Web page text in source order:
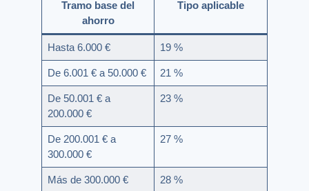
Tramo base del
ahorro
Tipo aplicable
Hasta 6.000 € 19 %
De 6.001 € a 50.000 € 21 %
De 50.001 € a
200.000 €
23 %
De 200.001 € a
300.000 €
27 %
Más de 300.000 € 28 %